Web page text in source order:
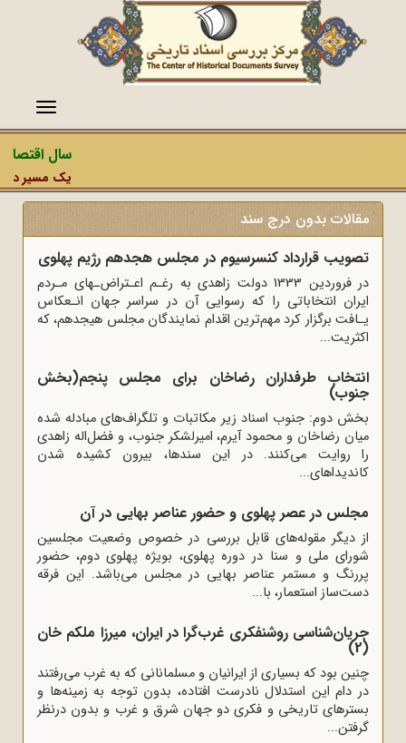
منو
سال
یک مسیر
مقالات بدون درج سند
تصویب‏ قرارداد کنسرسیوم در مجلس هجدهم رژیم پهلوی
در فروردین 1333 دولت زاهدی به رغـم اعـتراض‌ـهای مـردم
ایران انتخاباتی را که رسوایی آن در سراسر جهان انـعکاس
یـافت برگزار کرد مهم‌ترین اقد‌ام نمایندگان مجلس هیجدهم‌،‌ که
اکثریت...
انتخاب طرفداران رضاخان برای مجلس پنجم(بخش
جنوب)
بخش دوم: جنوب اسناد زیر مکاتبات و تلگراف‌های مبادله شده
میان رضاخان و محمود آیرم، امیرلشکر جنوب، و فضل‌اله زاهدی
را روایت می‌کنند. در این سندها، بیرون کشیده‌ شدن
کاندیداهای...
مجلس در عصر پهلوی و حضور عناصر بهایی در آن
از دیگر مقوله‌های قابل بررسی در خصوص وضعیت مجلسین
شورای ملی و سنا در دوره پهلوی، بویژه پهلوی دوم، حضور
پررنگ و مستمر عناصر بهایی در مجلس می‌باشد. این فرقه
دست‌ساز استعمار، با...
جریان‌شناسی روشنفکری غرب‌گرا در ایران، میرزا ملکم خان
(2)
چنین بود که بسیاری از ایرانیان و مسلمانانی که به غرب می‌رفتند
در دام این استدلال نادرست افتاده، بدون توجه به زمینه‌ها و
بسترهای تاریخی و فکری دو جهان شرق و غرب و بدون درنظر
گرفتن...